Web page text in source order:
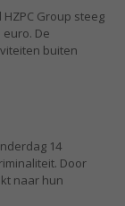
Group steeg
De
buiten
14
Door
naar hun